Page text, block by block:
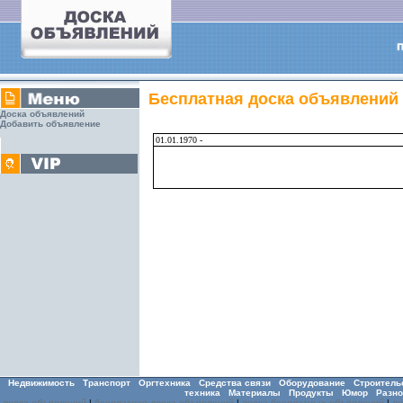
Доска объявлений
Добавить объявление
Бесплатная доска объявлений
01.01.1970 -
Недвижимость Транспорт Оргтехника Средства связи Оборудование
техника
Материалы Продукты Юмор